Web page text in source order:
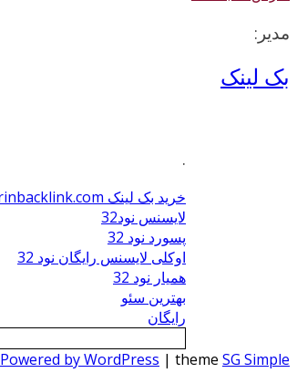
مدیر:
بک لینک
.
خرید بک لینک behtarinbacklink.com
لایسنس نود32
پسورد نود 32
اوکلی لایسنس رایگان نود 32
همیار نود 32
بهترین سئو
رایگان
Powered by WordPress | theme SG Simple